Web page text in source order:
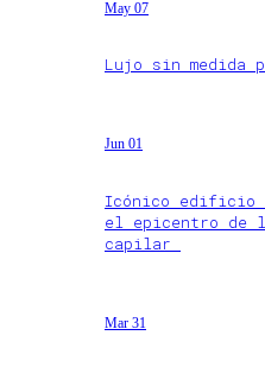
May 07
Lujo sin medida
Jun 01
Icónico edificio
el epicentro de
capilar
Mar 31